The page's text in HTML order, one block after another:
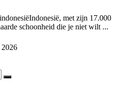
met zijn 17.000
schoonheid die je niet wilt ...